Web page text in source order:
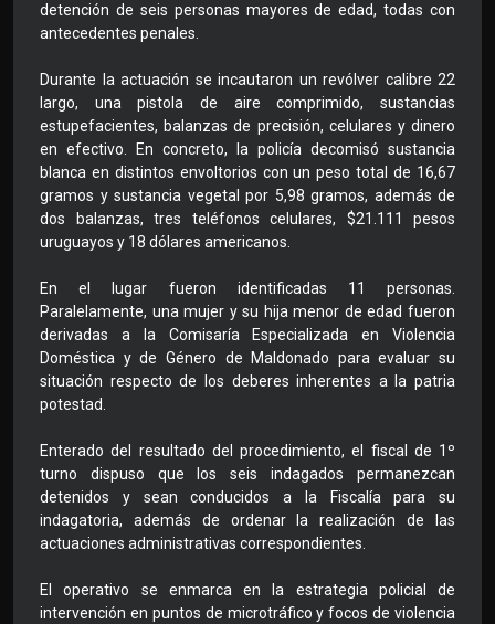
detención de seis personas mayores de edad, todas con
antecedentes penales.
Durante la actuación se incautaron un revólver calibre 22
largo, una pistola de aire comprimido, sustancias
estupefacientes, balanzas de precisión, celulares y dinero
en efectivo. En concreto, la policía decomisó sustancia
blanca en distintos envoltorios con un peso total de 16,67
gramos y sustancia vegetal por 5,98 gramos, además de
dos balanzas, tres teléfonos celulares, $21.111 pesos
uruguayos y 18 dólares americanos.
En el lugar fueron identificadas 11 personas.
Paralelamente, una mujer y su hija menor de edad fueron
derivadas a la Comisaría Especializada en Violencia
Doméstica y de Género de Maldonado para evaluar su
situación respecto de los deberes inherentes a la patria
potestad.
Enterado del resultado del procedimiento, el fiscal de 1º
turno dispuso que los seis indagados permanezcan
detenidos y sean conducidos a la Fiscalía para su
indagatoria, además de ordenar la realización de las
actuaciones administrativas correspondientes.
El operativo se enmarca en la estrategia policial de
intervención en puntos de microtráfico y focos de violencia